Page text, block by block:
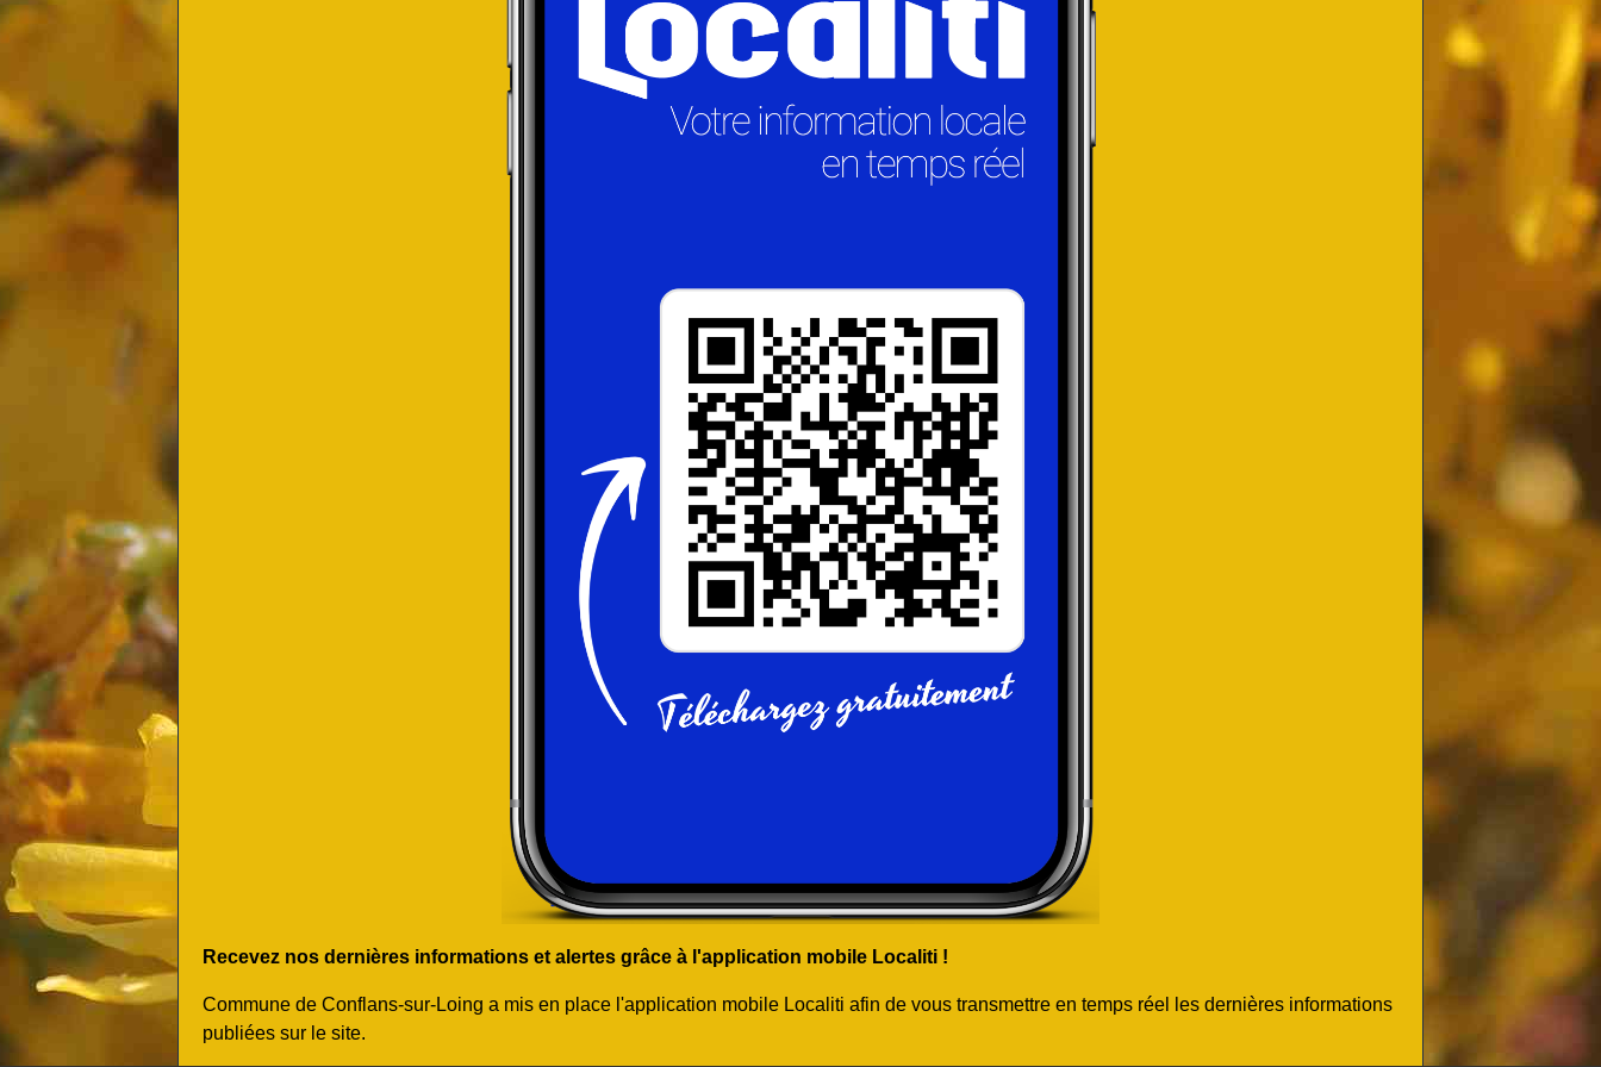
Recevez nos dernières informations et alertes grâce à l'application mobile Localiti !
Commune de Conflans-sur-Loing a mis en place l'application mobile Localiti afin de vous transmettre en temps réel les dernières informations
publiées sur le site.